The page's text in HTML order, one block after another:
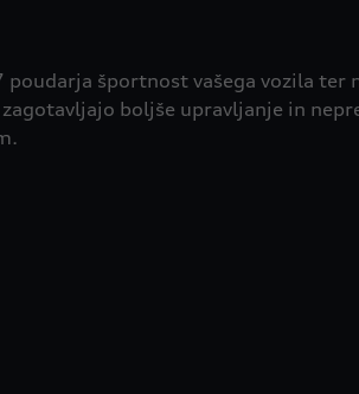
športnost vašega vozila ter
boljše upravljanje in